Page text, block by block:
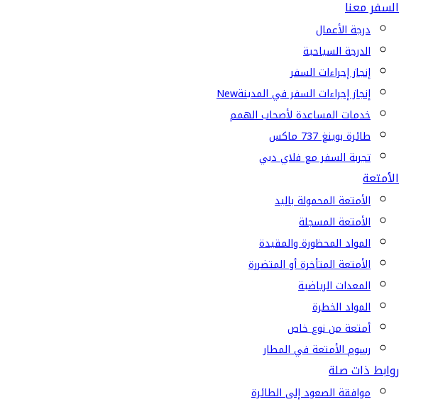
السفر معنا
درجة الأعمال
الدرجة السياحية
إنجاز إجراءات السفر
إنجاز إجراءات السفر في المدينةNew
خدمات المساعدة لأصحاب الهمم
طائرة بوينغ 737 ماكس
تجربة السفر مع فلاي دبي
الأمتعة
الأمتعة المحمولة باليد
الأمتعة المسجلة
المواد المحظورة والمقيدة
الأمتعة المتأخرة أو المتضررة
المعدات الرياضية
المواد الخطرة
أمتعة من نوع خاص
رسوم الأمتعة في المطار
روابط ذات صلة
موافقة الصعود إلى الطائرة